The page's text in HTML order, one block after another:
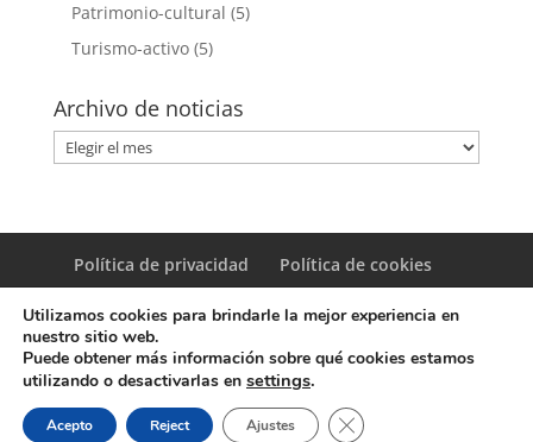
Patrimonio-cultural (5)
Turismo-activo(5)
Archivo de noticias
Archivo
de
Política de privacidad Política de cookies
© Copyright Servicio de Informática y Telecomunicaciones.
Diputacion Provincial Alicante
Utilizamos cookies para brindarle la mejor experiencia en
nuestro sitio web.
Puede obtener más información sobre qué cookies estamos
utilizando o desactivarlas en settings.
Acepto Reject Ajustes Cerrar el banner de